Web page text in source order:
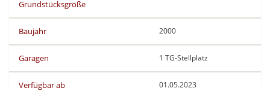
Grundstücksgröße
Baujahr 2000
Garagen 1 TG-Stellplatz
Verfügbar ab 01.05.2023